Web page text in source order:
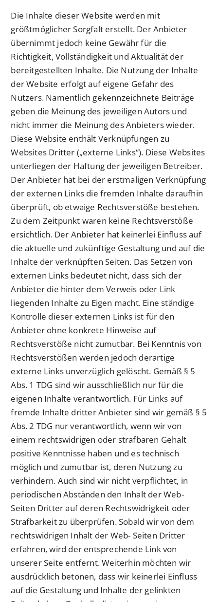
Die Inhalte dieser Website werden mit
größtmöglicher Sorgfalt erstellt. Der Anbieter
übernimmt jedoch keine Gewähr für die
Richtigkeit, Vollständigkeit und Aktualität der
bereitgestellten Inhalte. Die Nutzung der Inhalte
der Website erfolgt auf eigene Gefahr des
Nutzers. Namentlich gekennzeichnete Beiträge
geben die Meinung des jeweiligen Autors und
nicht immer die Meinung des Anbieters wieder.
Diese Website enthält Verknüpfungen zu
Websites Dritter („externe Links“). Diese Websites
unterliegen der Haftung der jeweiligen Betreiber.
Der Anbieter hat bei der erstmaligen Verknüpfung
der externen Links die fremden Inhalte daraufhin
überprüft, ob etwaige Rechtsverstöße bestehen.
Zu dem Zeitpunkt waren keine Rechtsverstöße
ersichtlich. Der Anbieter hat keinerlei Einfluss auf
die aktuelle und zukünftige Gestaltung und auf die
Inhalte der verknüpften Seiten. Das Setzen von
externen Links bedeutet nicht, dass sich der
Anbieter die hinter dem Verweis oder Link
liegenden Inhalte zu Eigen macht. Eine ständige
Kontrolle dieser externen Links ist für den
Anbieter ohne konkrete Hinweise auf
Rechtsverstöße nicht zumutbar. Bei Kenntnis von
Rechtsverstößen werden jedoch derartige
externe Links unverzüglich gelöscht. Gemäß § 5
Abs. 1 TDG sind wir ausschließlich nur für die
eigenen Inhalte verantwortlich. Für Links auf
fremde Inhalte dritter Anbieter sind wir gemäß § 5
Abs. 2 TDG nur verantwortlich, wenn wir von
einem rechtswidrigen oder strafbaren Gehalt
positive Kenntnisse haben und es technisch
möglich und zumutbar ist, deren Nutzung zu
verhindern. Auch sind wir nicht verpflichtet, in
periodischen Abständen den Inhalt der Web-
Seiten Dritter auf deren Rechtswidrigkeit oder
Strafbarkeit zu überprüfen. Sobald wir von dem
rechtswidrigen Inhalt der Web- Seiten Dritter
erfahren, wird der entsprechende Link von
unserer Seite entfernt. Weiterhin möchten wir
ausdrücklich betonen, dass wir keinerlei Einfluss
auf die Gestaltung und Inhalte der gelinkten